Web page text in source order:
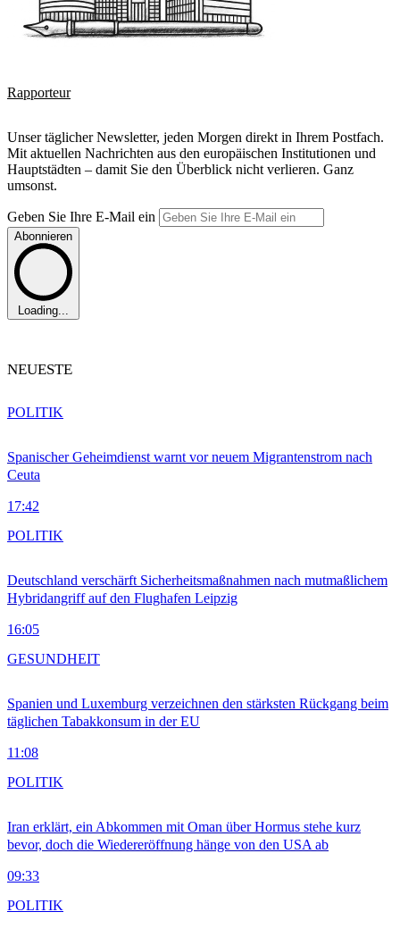
Rapporteur
Unser täglicher Newsletter, jeden Morgen direkt in Ihrem Postfach.
Mit aktuellen Nachrichten aus den europäischen Institutionen und
Hauptstädten – damit Sie den Überblick nicht verlieren. Ganz
umsonst.
Geben Sie Ihre E-Mail ein
Abonnieren
Loading...
NEUESTE
Spanischer Geheimdienst warnt vor neuem Migrantenstrom nach
Ceuta
17:42
POLITIK
Deutschland verschärft Sicherheitsmaßnahmen nach mutmaßlichem
Hybridangriff auf den Flughafen Leipzig
16:05
POLITIK
Spanien und Luxemburg verzeichnen den stärksten Rückgang beim
täglichen Tabakkonsum in der EU
11:08
GESUNDHEIT
Iran erklärt, ein Abkommen mit Oman über Hormus stehe kurz
bevor, doch die Wiedereröffnung hänge von den USA ab
09:33
POLITIK
POLITIK